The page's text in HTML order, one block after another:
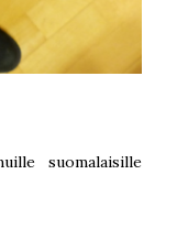
suomalaisille